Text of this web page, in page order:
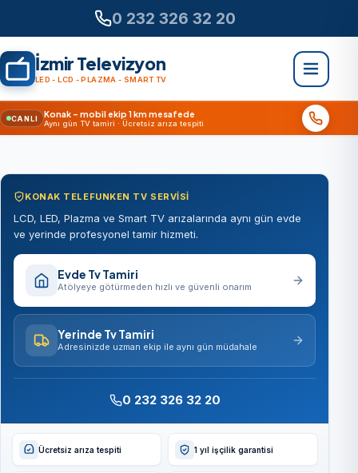
0 232 326 32 20
İzmir Televizyon
LED - LCD - PLAZMA - SMART TV
CANLI Konak – mobil ekip 1 km mesafede
Aynı gün TV tamiri · Ücretsiz arıza tespiti
KONAK TELEFUNKEN TV SERVISI
LCD, LED, Plazma ve Smart TV arızalarında aynı gün evde
ve yerinde profesyonel tamir hizmeti.
Evde Tv Tamiri
Atölyeye götürmeden hızlı ve güvenli onarım
Yerinde Tv Tamiri
Adresinizde uzman ekip ile aynı gün müdahale
0 232 326 32 20
Ücretsiz arıza tespiti 1 yıl işçilik garantisi